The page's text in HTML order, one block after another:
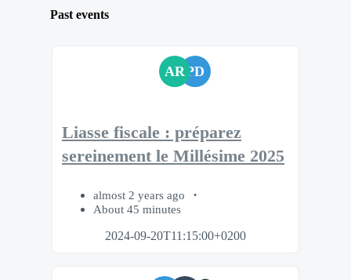
Past events
AR PD
Liasse fiscale : préparez
sereinement le Millésime 2025
almost 2 years ago
About 45 minutes
2024-09-20T11:15:00+0200